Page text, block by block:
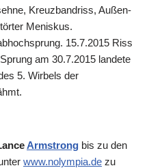
Kreuzbandriss, Außen-
Meniskus.
15.7.2015 Riss
am 30.7.2015 landete
5. Wirbels der
Armstrong bis zu den
www.nolympia.de zu